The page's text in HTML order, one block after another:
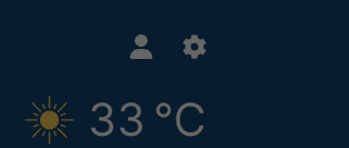
33 °C